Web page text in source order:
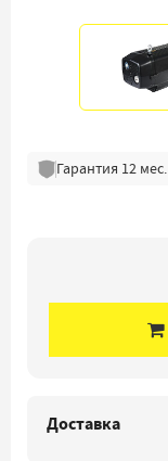
Гарантия 12мес.
Доставка